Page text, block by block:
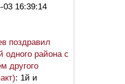
03 16:39:14
поздравил
одного района с
другого
: 1й и